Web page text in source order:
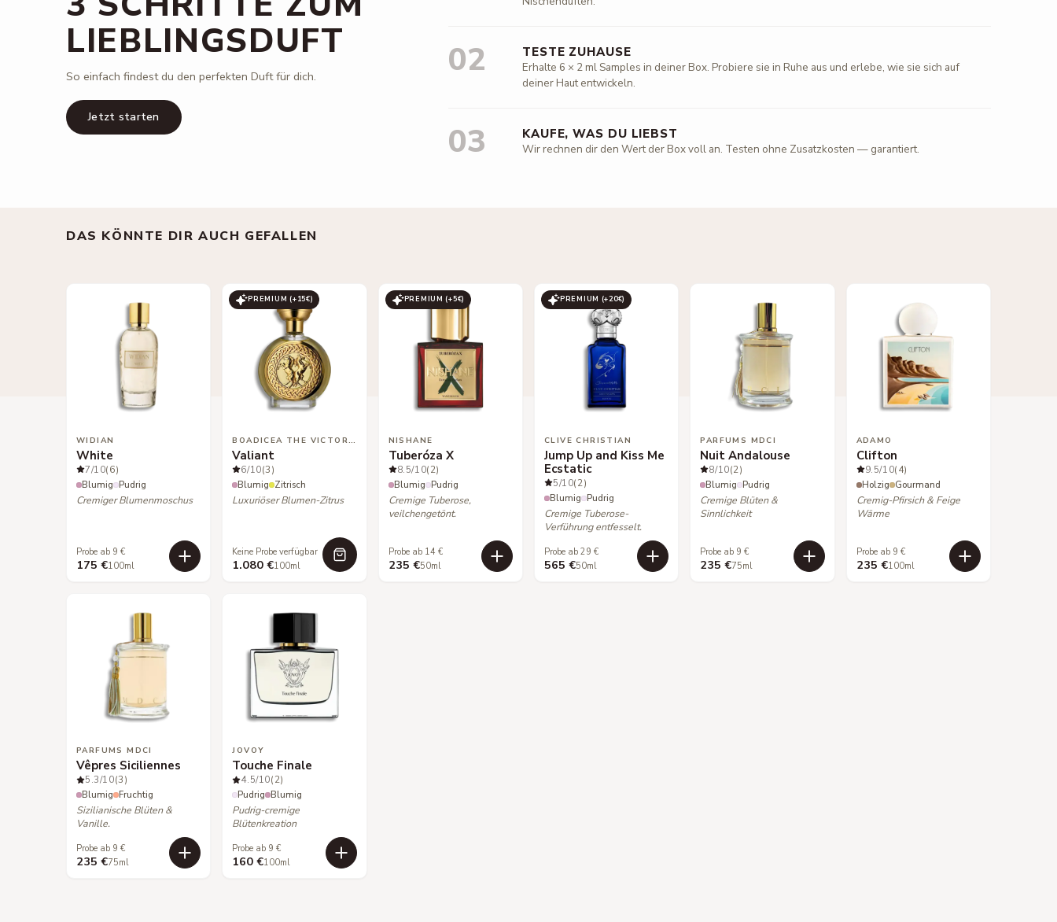
LIEBLINGSDUFT
So einfach findest du den perfekten Duft für dich.
Jetzt starten
02 TESTE ZUHAUSE
Erhalte 6 × 2 ml Samples in deiner Box. Probiere sie in Ruhe aus und erlebe, wie sie sich auf
deiner Haut entwickeln.
03 KAUFE, WAS DU LIEBST
Wir rechnen dir den Wert der Box voll an. Testen ohne Zusatzkosten — garantiert.
DAS KÖNNTE DIR AUCH GEFALLEN
WIDIAN
White
7/10(6)
Blumig Pudrig
Cremiger Blumenmoschus
Probe ab 9 €
175 €100ml
PREMIUM (+15€)
BOADICEA THE VICTORIOUS
Valiant
6/10(3)
Blumig Zitrisch
Luxuriöser Blumen-Zitrus
Keine Probe verfügbar
1.080 €100ml
PREMIUM (+5€)
NISHANE
Tuberóza X
8.5/10(2)
Blumig Pudrig
Cremige Tuberose,
veilchengetönt.
Probe ab 14 €
235 €50ml
PREMIUM (+20€)
CLIVE CHRISTIAN
Jump Up and Kiss Me
Ecstatic
5/10(2)
Blumig Pudrig
Cremige Tuberose-
Verführung entfesselt.
Probe ab 29 €
565 €50ml
PARFUMS MDCI
Nuit Andalouse
8/10(2)
Blumig Pudrig
Cremige Blüten &
Sinnlichkeit
Probe ab 9 €
235 €75ml
ADAMO
Clifton
9.5/10(4)
Holzig Gourmand
Cremig-Pfirsich & Feige
Wärme
Probe ab 9 €
235 €100ml
PARFUMS MDCI
Vêpres Siciliennes
5.3/10(3)
Blumig Fruchtig
Sizilianische Blüten &
Vanille.
Probe ab 9 €
235 €75ml
JOVOY
Touche Finale
4.5/10(2)
Pudrig Blumig
Pudrig-cremige
Blütenkreation
Probe ab 9 €
160 €100ml